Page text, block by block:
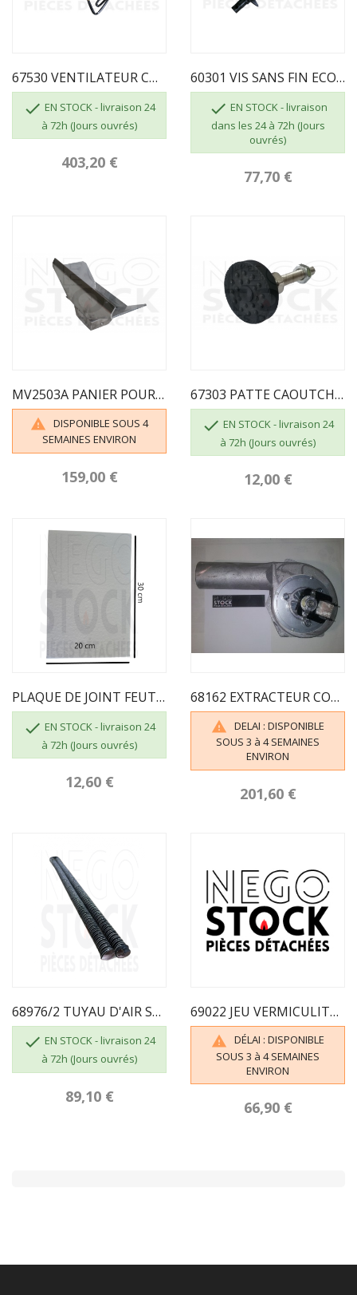
67530 VENTILATEUR CONVECTEUR PRAGA / SUEZ...
 EN STOCK - livraison 24
à 72h (Jours ouvrés)
403,20 €
60301 VIS SANS FIN ECO AIR VENUS
 EN STOCK - livraison
dans les 24 à 72h (Jours
ouvrés)
77,70 €
MV2503A PANIER POUR NOYAU D'OLIVE ECOFOREST

DISPONIBLE SOUS 4
SEMAINES ENVIRON
159,00 €
67303 PATTE CAOUTCHOUC ECOFOREST 50MM
 EN STOCK - livraison 24
à 72h (Jours ouvrés)
12,00 €
PLAQUE DE JOINT FEUTRE TRAPPE 200 X 300 Mm...
 EN STOCK - livraison 24
à 72h (Jours ouvrés)
12,60 €
68162 EXTRACTEUR COMPLET ECOFOREST

DELAI : DISPONIBLE
SOUS 3 à 4 SEMAINES
ENVIRON
201,60 €
68976/2 TUYAU D'AIR SECONDAIRE ECOFOREST
 EN STOCK - livraison 24
à 72h (Jours ouvrés)
89,10 €
69022 JEU VERMICULITE POUR KEOPS ECOFOREST

DÉLAI : DISPONIBLE
SOUS 3 à 4 SEMAINES
ENVIRON
66,90 €